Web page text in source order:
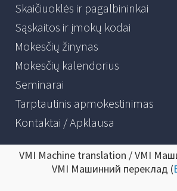
Skaičiuoklės ir pagalbininkai
Sąskaitos ir įmokų kodai
Mokesčių žinynas
Mokesčių kalendorius
Seminarai
Tarptautinis apmokestinimas
Kontaktai / Apklausa
VMI Machine translation / VMI
VMI Машинний переклад (